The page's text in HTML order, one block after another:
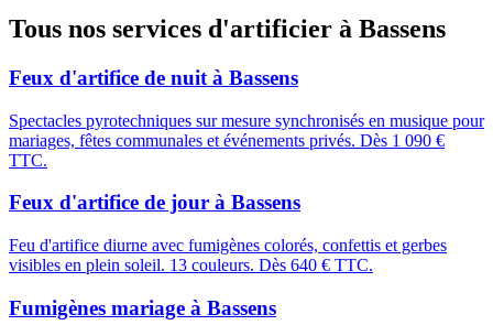
Tous nos services d'artificier à Bassens
Feux d'artifice de nuit à Bassens
Spectacles pyrotechniques sur mesure synchronisés en musique pour
mariages, fêtes communales et événements privés. Dès 1 090 €
TTC.
Feux d'artifice de jour à Bassens
Feu d'artifice diurne avec fumigènes colorés, confettis et gerbes
visibles en plein soleil. 13 couleurs. Dès 640 € TTC.
Fumigènes mariage à Bassens